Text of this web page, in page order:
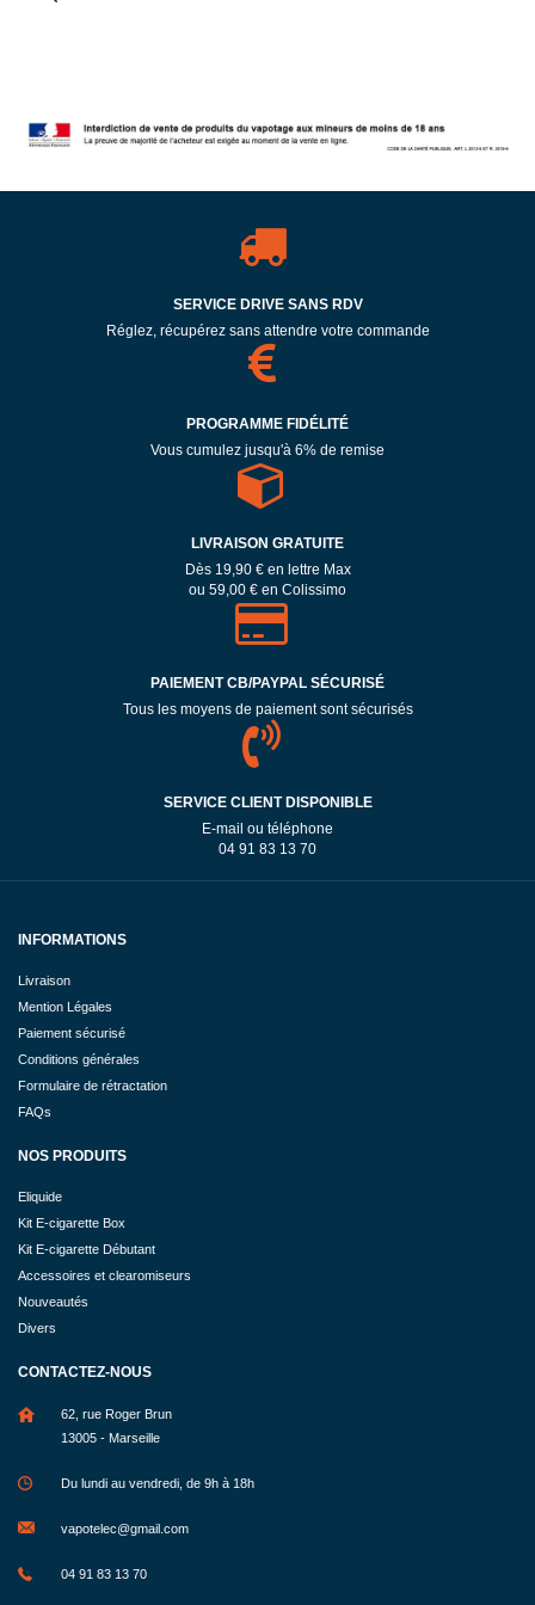
SERVICE DRIVE SANS RDV
Réglez, récupérez sans attendre votre commande
PROGRAMME FIDÉLITÉ
Vous cumulez jusqu'à 6% de remise
LIVRAISON GRATUITE
Dès 19,90 € en lettre Max
ou 59,00 € en Colissimo
PAIEMENT CB/PAYPAL SÉCURISÉ
Tous les moyens de paiement sont sécurisés
SERVICE CLIENT DISPONIBLE
E-mail ou téléphone
04 91 83 13 70
INFORMATIONS
Livraison
Mention Légales
Paiement sécurisé
Conditions générales
Formulaire de rétractation
FAQs
NOS PRODUITS
Eliquide
Kit E-cigarette Box
Kit E-cigarette Débutant
Accessoires et clearomiseurs
Nouveautés
Divers
CONTACTEZ-NOUS
62, rue Roger Brun
13005 - Marseille
Du lundi au vendredi, de 9h à 18h
vapotelec@gmail.com
04 91 83 13 70